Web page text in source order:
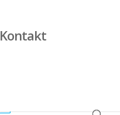
Kontakt